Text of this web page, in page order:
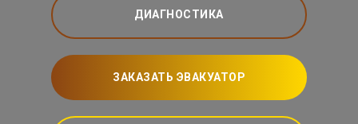
ДИАГНОСТИКА
ЗАКАЗАТЬ ЭВАКУАТОР